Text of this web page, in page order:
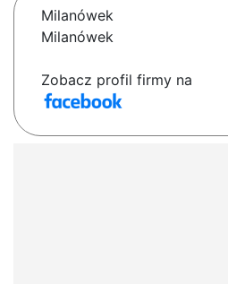
Milanówek
Milanówek
Zobacz profil firmy na